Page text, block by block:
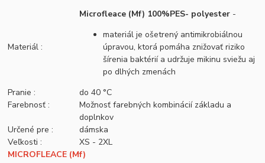
Materiál :
Microfleace (Mf) 100%PES- polyester -
materiál je ošetrený antimikrobiálnou
úpravou, ktorá pomáha znižovať riziko
šírenia baktérií a udržuje mikinu sviežu aj
po dlhých zmenách
Pranie :
do 40 °C
Farebnosť :
Možnosť farebných kombinácií základu a
doplnkov
Určené pre :
dámska
Veľkosti :
XS - 2XL
MICROFLEACE (Mf)